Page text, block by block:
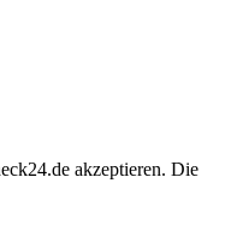
akzeptieren. Die